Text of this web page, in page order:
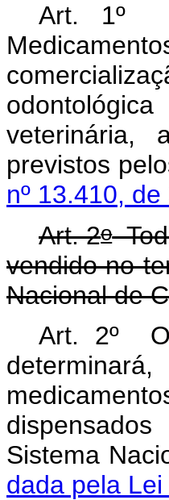
Art. 1º
veterinária,
previstos
nº 13.410, de
Art. 2o
vendido no
Nacional de
Art. 2º O
Sistema
dada pela